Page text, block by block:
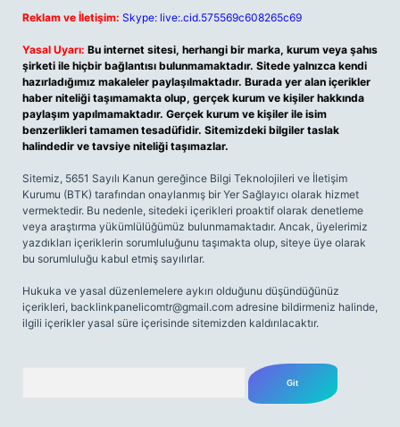
Reklam ve İletişim: Skype: live:.cid.575569c608265c69
Yasal Uyarı: Bu internet sitesi, herhangi bir marka, kurum veya şahıs
şirketi ile hiçbir bağlantısı bulunmamaktadır. Sitede yalnızca kendi
hazırladığımız makaleler paylaşılmaktadır. Burada yer alan içerikler
haber niteliği taşımamakta olup, gerçek kurum ve kişiler hakkında
paylaşım yapılmamaktadır. Gerçek kurum ve kişiler ile isim
benzerlikleri tamamen tesadüfidir. Sitemizdeki bilgiler taslak
halindedir ve tavsiye niteliği taşımazlar.
Sitemiz, 5651 Sayılı Kanun gereğince Bilgi Teknolojileri ve İletişim
Kurumu (BTK) tarafından onaylanmış bir Yer Sağlayıcı olarak hizmet
vermektedir. Bu nedenle, sitedeki içerikleri proaktif olarak denetleme
veya araştırma yükümlülüğümüz bulunmamaktadır. Ancak, üyelerimiz
yazdıkları içeriklerin sorumluluğunu taşımakta olup, siteye üye olarak
bu sorumluluğu kabul etmiş sayılırlar.
Hukuka ve yasal düzenlemelere aykırı olduğunu düşündüğünüz
içerikleri, backlinkpanelicomtr@gmail.com adresine bildirmeniz halinde,
ilgili içerikler yasal süre içerisinde sitemizden kaldırılacaktır.